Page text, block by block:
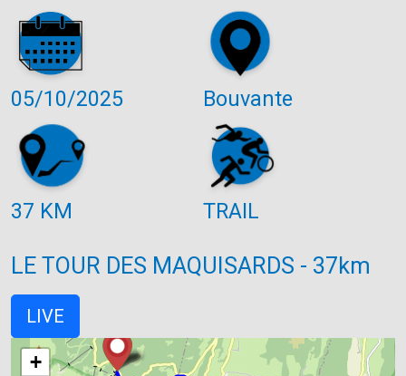
05/10/2025 Bouvante
37 KM TRAIL
LE TOUR DES MAQUISARDS - 37km
LIVE
+